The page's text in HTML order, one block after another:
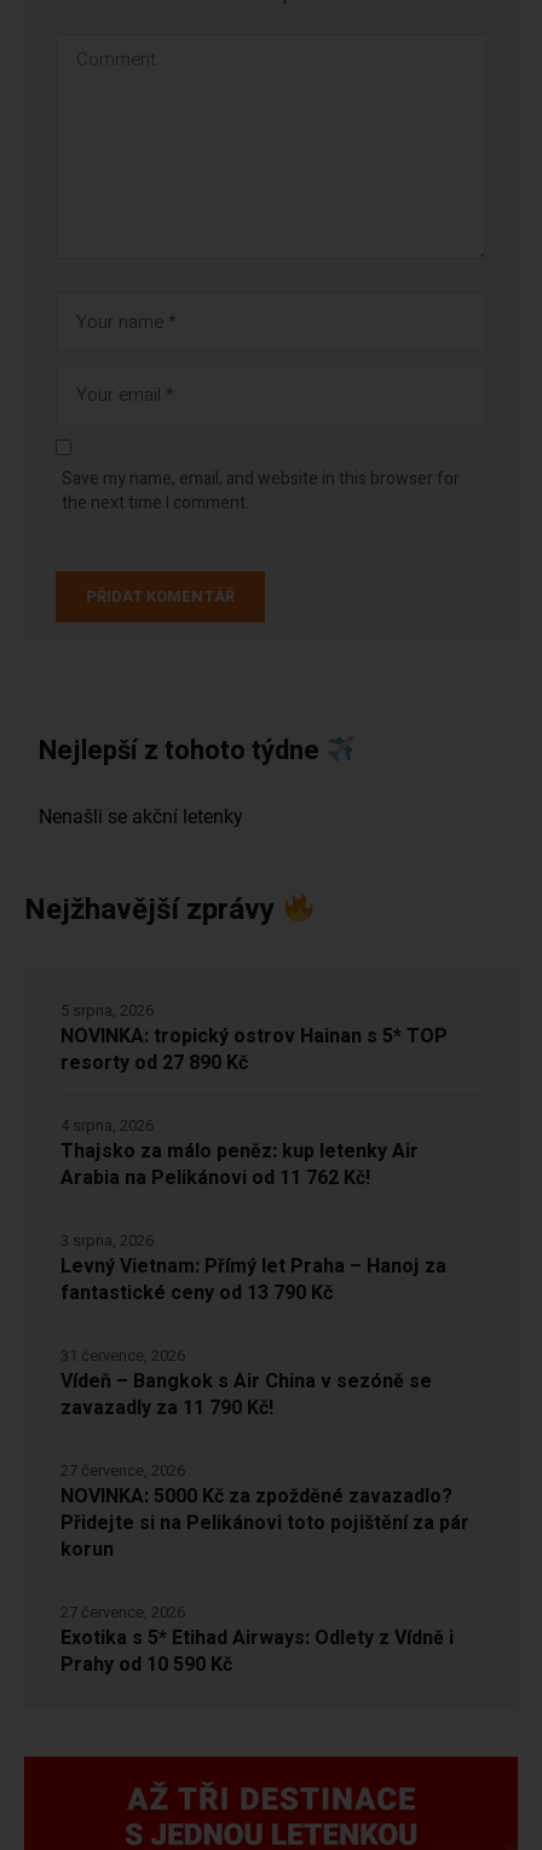
Save my name, email, and website in this browser for
the next time I comment.
Nejlepší z tohoto týdne
Nejžhavější zprávy
NOVINKA: tropický ostrov Hainan s 5* TOP
resorty od 27 890 Kč
5 srpna, 2026
Thajsko za málo peněz: kup letenky Air
Arabia na Pelikánovi od 11 762 Kč!
4 srpna, 2026
Levný Vietnam: Přímý let Praha – Hanoj za
fantastické ceny od 13 790 Kč
3 srpna, 2026
Vídeň – Bangkok s Air China v sezóně se
zavazadly za 11 790 Kč!
31 července, 2026
NOVINKA: 5000 Kč za zpožděné zavazadlo?
Přidejte si na Pelikánovi toto pojištění za pár
korun
27 července, 2026
Exotika s 5* Etihad Airways: Odlety z Vídně i
Prahy od 10 590 Kč
27 července, 2026